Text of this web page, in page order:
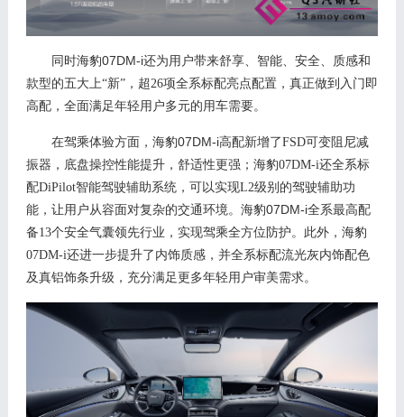
同时海豹07DM-i还为用户带来舒享、智能、安全、质感和
款型的五大上“新”， 超26项全系标配亮点配置，真正做到入门即
高配，全面满足年轻用户多元的用车需要。
在驾乘体验方面，海豹07DM-i高配新增了FSD可变阻尼减
振器 ，底盘操控性能提升，舒适性更强；海豹07DM-i还全系标
配DiPilot智能驾驶辅助系统，可以实现L2级别的驾驶辅助功
能，让用户从容面对复杂的交通环境。 海豹07DM-i全系最高配
备13个安全气囊领先行业，实现驾乘全方位防护。此外，海豹
07DM-i还进一步提升了内饰质感， 并全系标配流光灰内饰配色
及真铝饰条升级，充分满足更多年轻用户审美需求。